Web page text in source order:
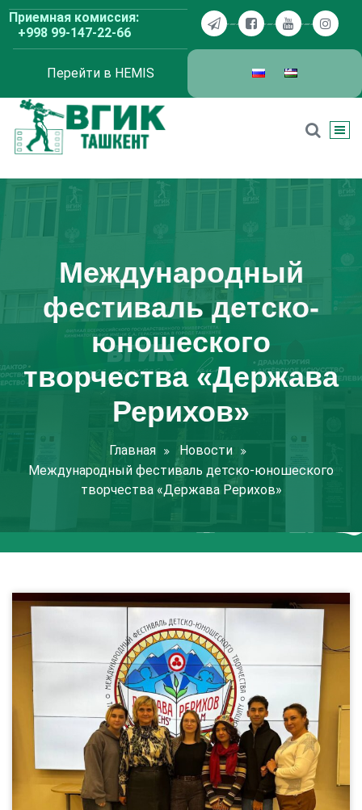
Перейти
содержимому
Приемная комиссия:
+998 99-147-22-66
Перейти в HEMIS
Международный
фестиваль детско-
юношеского
творчества «Держава
Рерихов»
Главная
Новости
Международный фестиваль детско-юношеского
творчества «Держава Рерихов»